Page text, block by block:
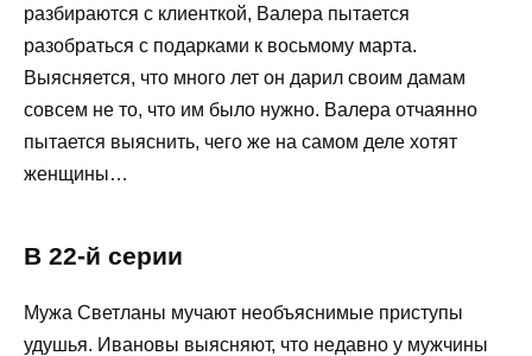
разбираются с клиенткой, Валера пытается
разобраться с подарками к восьмому марта.
Выясняется, что много лет он дарил своим дамам
совсем не то, что им было нужно. Валера отчаянно
пытается выяснить, чего же на самом деле хотят
женщины…
В 22-й серии
Мужа Светланы мучают необъяснимые приступы
удушья. Ивановы выясняют, что недавно у мужчины